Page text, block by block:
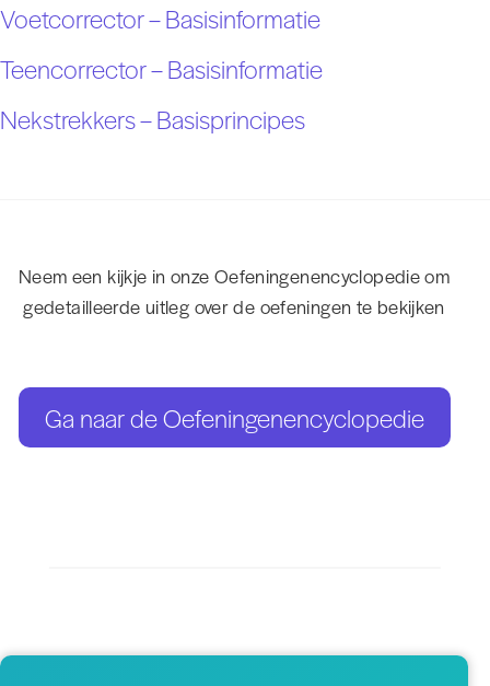
Voetcorrector – Basisinformatie
Teencorrector – Basisinformatie
Nekstrekkers – Basisprincipes
Neem een kijkje in onze Oefeningenencyclopedie om
gedetailleerde uitleg over de oefeningen te bekijken
Ga naar de Oefeningenencyclopedie